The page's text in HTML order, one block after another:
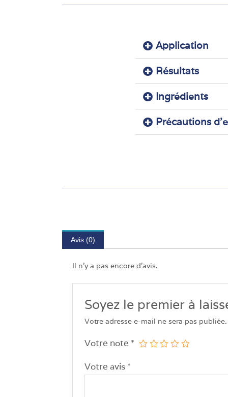
Application
Résultats
Ingrédients
Précautions
Avis (0)
Il n’y a pas encore d’avis.
Soyez le premier à
Votre adresse e-mail ne sera pas publiée.
Votre note *
Votre avis *